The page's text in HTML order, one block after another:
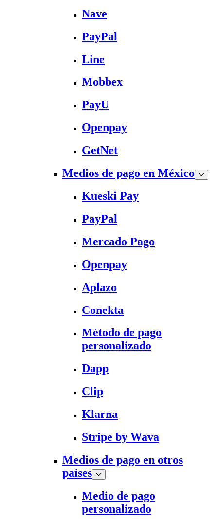
Nave
PayPal
Line
Mobbex
PayU
Openpay
GetNet
Medios de pago en México
Kueski Pay
PayPal
Mercado Pago
Openpay
Aplazo
Conekta
Método de pago
personalizado
Dapp
Clip
Klarna
Stripe by Wava
Medios de pago en otros
países
Medio de pago
personalizado